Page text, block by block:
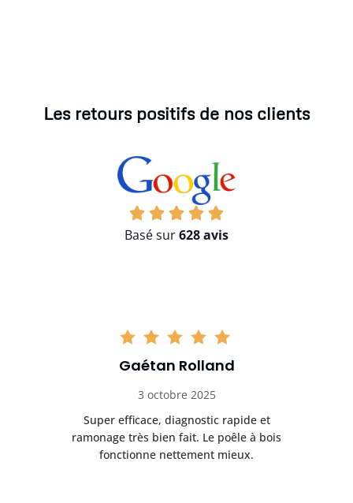
Les retours positifs de nos clients
Basé sur628 avis
Gaétan Rolland
3 octobre 2025
Super efficace, diagnostic rapide et
ramonage très bien fait. Le poêle à bois
fonctionne nettement mieux.